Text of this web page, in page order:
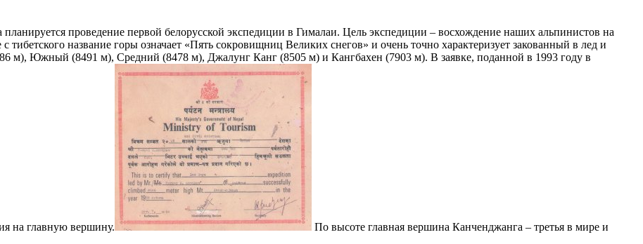
планируется проведение первой белорусской экспедиции в Гималаи. Цель экспедиции – восхождение наших альпинистов на
название горы означает «Пять сокровищниц Великих снегов» и очень точно характеризует закованный в лед и
м), Южный (8491 м), Средний (8478 м), Джалунг Канг (8505 м) и Кангбахен (7903 м). В заявке, поданной в 1993 году в
на главную вершину.
По высоте главная вершина Канченджанга – третья в мире и